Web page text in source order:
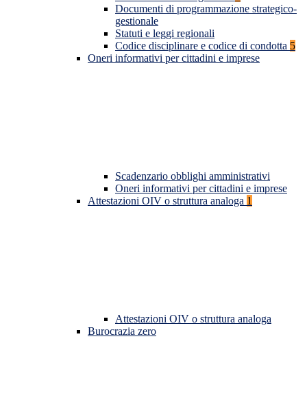
Documenti di programmazione strategico-
gestionale
Statuti e leggi regionali
Codice disciplinare e codice di condotta 5
Oneri informativi per cittadini e imprese
Scadenzario obblighi amministrativi
Oneri informativi per cittadini e imprese
Attestazioni OIV o struttura analoga 1
Attestazioni OIV o struttura analoga
Burocrazia zero